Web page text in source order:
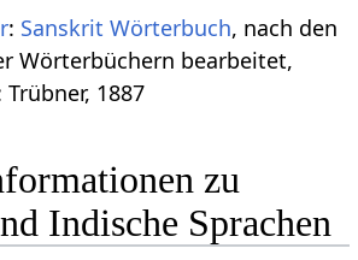
: Sanskrit Wörterbuch, nach den
Wörterbüchern bearbeitet,
1887
zu
Indische Sprachen